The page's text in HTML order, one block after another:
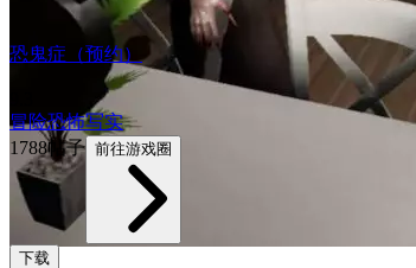
恐鬼症（预约）
冒险恐怖写实
1788帖子 前往游戏圈
下载